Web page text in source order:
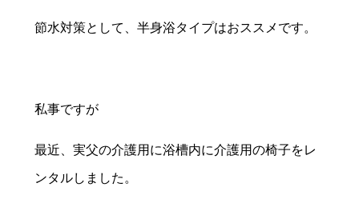
節水対策として、半身浴タイプはおススメです。
私事ですが
最近、実父の介護用に浴槽内に介護用の椅子をレ
ンタルしました。